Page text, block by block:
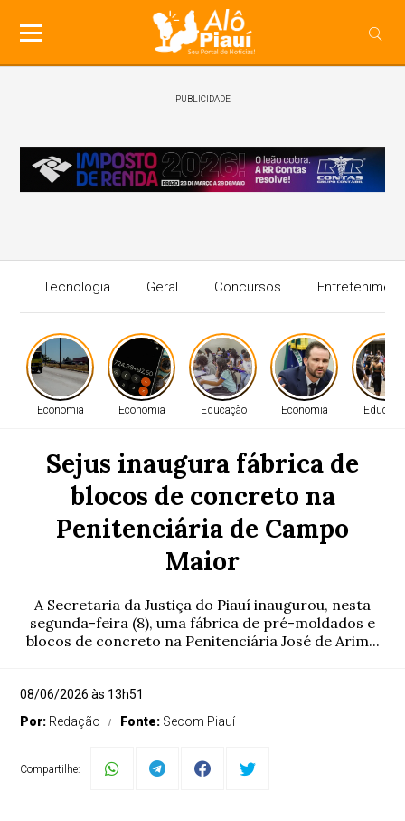
PUBLICIDADE
Tecnologia Geral Concursos
Economia Economia Educação Economia
Sejus inaugura fábrica de
blocos de concreto na
Penitenciária de Campo
Maior
A Secretaria da Justiça do Piauí inaugurou, nesta
segunda-feira (8), uma fábrica de pré-moldados e
blocos de concreto na Penitenciária José de Arim...
08/06/2026 às 13h51
Por: Redação Fonte: Secom Piauí
Compartilhe: